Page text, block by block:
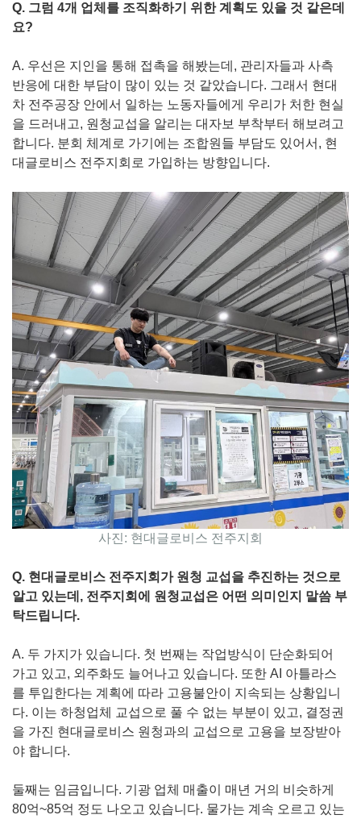
Q. 그럼 4개 업체를 조직화하기 위한 계획도 있을 것 같은데
요?
A. 우선은 지인을 통해 접촉을 해봤는데, 관리자들과 사측
반응에 대한 부담이 많이 있는 것 같았습니다. 그래서 현대
차 전주공장 안에서 일하는 노동자들에게 우리가 처한 현실
을 드러내고, 원청교섭을 알리는 대자보 부착부터 해보려고
합니다. 분회 체계로 가기에는 조합원들 부담도 있어서, 현
대글로비스 전주지회로 가입하는 방향입니다.
사진: 현대글로비스 전주지회
Q. 현대글로비스 전주지회가 원청 교섭을 추진하는 것으로
알고 있는데, 전주지회에 원청교섭은 어떤 의미인지 말씀 부
탁드립니다.
A. 두 가지가 있습니다. 첫 번째는 작업방식이 단순화되어
가고 있고, 외주화도 늘어나고 있습니다. 또한 AI 아틀라스
를 투입한다는 계획에 따라 고용불안이 지속되는 상황입니
다. 이는 하청업체 교섭으로 풀 수 없는 부분이 있고, 결정권
을 가진 현대글로비스 원청과의 교섭으로 고용을 보장받아
야 합니다.
둘째는 임금입니다. 기광 업체 매출이 매년 거의 비슷하게
80억~85억 정도 나오고 있습니다. 물가는 계속 오르고 있는